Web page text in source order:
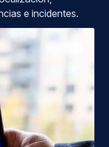
e incidentes.